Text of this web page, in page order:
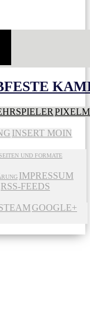
INSERT MOIN
UND FORMATE
IMPRESSUM
RSS-FEEDS
GOOGLE+